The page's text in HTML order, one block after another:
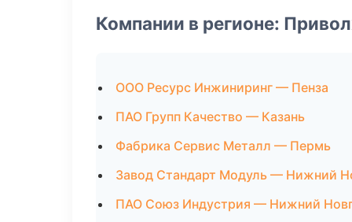
Компании в регионе:
ООО Ресурс Инжиниринг — Пенза
ПАО Групп Качество — Казань
Фабрика Сервис Металл — Пермь
Завод Стандарт Модуль — Нижний
ПАО Союз Индустрия — Нижний